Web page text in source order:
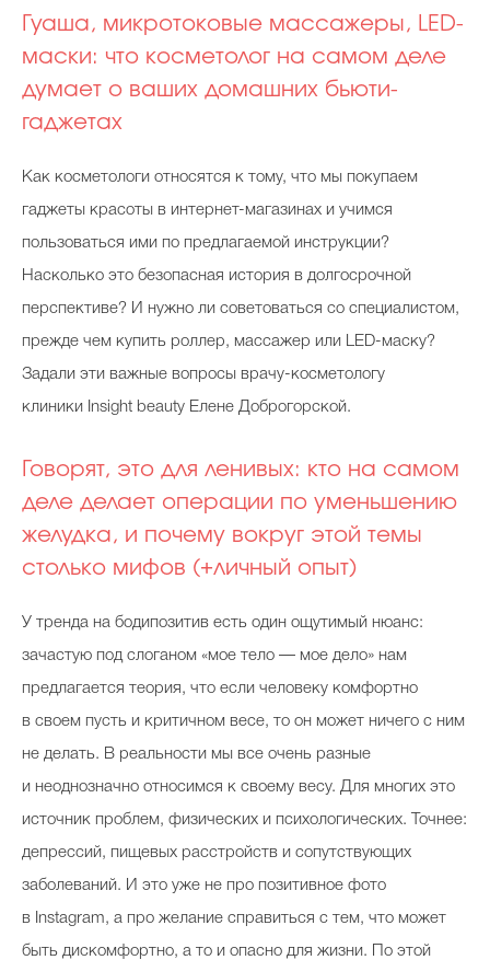
Гуаша, микротоковые массажеры, LED-
маски: что косметолог на самом деле
думает о ваших домашних бьюти-
гаджетах
Как косметологи относятся к тому, что мы покупаем
гаджеты красоты в интернет-магазинах и учимся
пользоваться ими по предлагаемой инструкции?
Насколько это безопасная история в долгосрочной
перспективе? И нужно ли советоваться со специалистом,
прежде чем купить роллер, массажер или LED-маску?
Задали эти важные вопросы врачу-косметологу
клиники Insight beauty Елене Доброгорской.
Говорят, это для ленивых: кто на самом
деле делает операции по уменьшению
желудка, и почему вокруг этой темы
столько мифов (+личный опыт)
У тренда на бодипозитив есть один ощутимый нюанс:
зачастую под слоганом «мое тело — мое дело» нам
предлагается теория, что если человеку комфортно
в своем пусть и критичном весе, то он может ничего с ним
не делать. В реальности мы все очень разные
и неоднозначно относимся к своему весу. Для многих это
источник проблем, физических и психологических. Точнее:
депрессий, пищевых расстройств и сопутствующих
заболеваний. И это уже не про позитивное фото
в Instagram, а про желание справиться с тем, что может
быть дискомфортно, а то и опасно для жизни. По этой